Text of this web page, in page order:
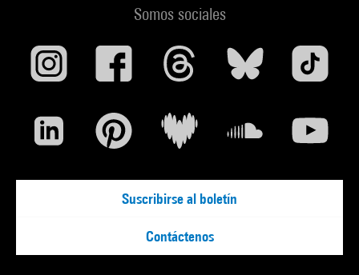
Somos sociales
Suscribirse al boletín
Contáctenos